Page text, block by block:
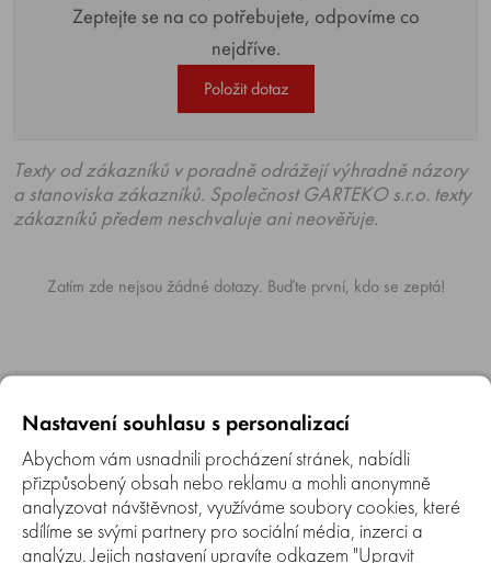
Zeptejte se na co potřebujete, odpovíme co
nejdříve.
Položit dotaz
Texty od zákazníků v poradně odrážejí výhradně názory
a stanoviska zákazníků. Společnost GARTEKO s.r.o. texty
zákazníků předem neschvaluje ani neověřuje.
Zatím zde nejsou žádné dotazy. Buďte první, kdo se zeptá!
NAPOSLEDY ZOBRAZENÉ
Nastavení souhlasu s personalizací
Abychom vám usnadnili procházení stránek, nabídli
přizpůsobený obsah nebo reklamu a mohli anonymně
analyzovat návštěvnost, využíváme soubory cookies, které
sdílíme se svými partnery pro sociální média, inzerci a
analýzu. Jejich nastavení upravíte odkazem "Upravit